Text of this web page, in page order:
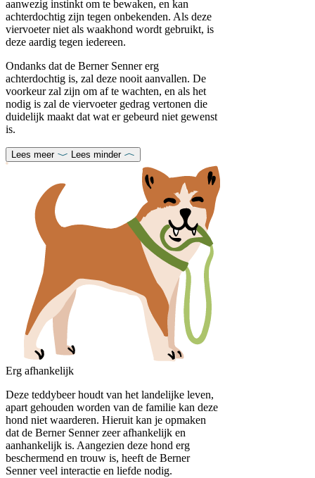
aanwezig instinkt om te bewaken, en kan
achterdochtig zijn tegen onbekenden. Als deze
viervoeter niet als waakhond wordt gebruikt, is
deze aardig tegen iedereen.
Ondanks dat de Berner Senner erg
achterdochtig is, zal deze nooit aanvallen. De
voorkeur zal zijn om af te wachten, en als het
nodig is zal de viervoeter gedrag vertonen die
duidelijk maakt dat wat er gebeurd niet gewenst
is.
Lees meer Lees minder
Erg afhankelijk
Deze teddybeer houdt van het landelijke leven,
apart gehouden worden van de familie kan deze
hond niet waarderen. Hieruit kan je opmaken
dat de Berner Senner zeer afhankelijk en
aanhankelijk is. Aangezien deze hond erg
beschermend en trouw is, heeft de Berner
Senner veel interactie en liefde nodig.